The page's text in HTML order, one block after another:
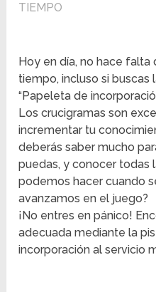
TIEMPO
Hoy en día, no hace falta
tiempo, incluso si buscas
“Papeleta de
Los crucigramas son
incrementar tu
deberás saber mucho
puedas, y conocer todas
podemos hacer cuando
avanzamos en el juego?
¡No entres en pánico!
adecuada mediante la
incorporación al servicio